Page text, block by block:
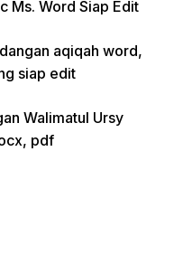
Ms. Word Siap Edit
aqiqah word,
siap edit
Walimatul Ursy
pdf